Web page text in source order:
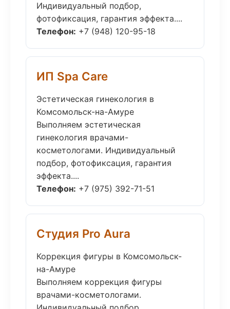
Индивидуальный подбор,
фотофиксация, гарантия эффекта....
Телефон: +7 (948) 120-95-18
ИП Spa Care
Эстетическая гинекология в
Комсомольск-на-Амуре
Выполняем эстетическая
гинекология врачами-
косметологами. Индивидуальный
подбор, фотофиксация, гарантия
эффекта....
Телефон: +7 (975) 392-71-51
Студия Pro Aura
Коррекция фигуры в Комсомольск-
на-Амуре
Выполняем коррекция фигуры
врачами-косметологами.